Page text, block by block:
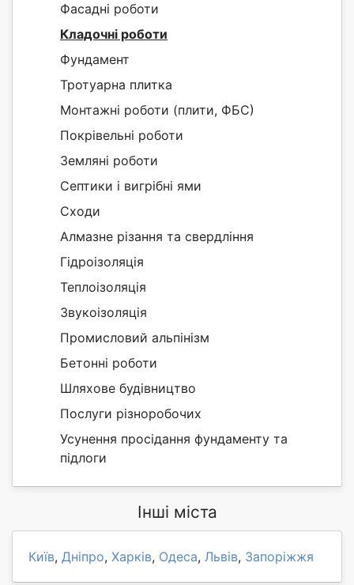
Фасадні роботи
Кладочні роботи
Фундамент
Тротуарна плитка
Монтажні роботи (плити, ФБС)
Покрівельні роботи
Земляні роботи
Септики і вигрібні ями
Сходи
Алмазне різання та свердління
Гідроізоляція
Теплоізоляція
Звукоізоляція
Промисловий альпінізм
Бетонні роботи
Шляхове будівництво
Послуги різноробочих
Усунення просідання фундаменту та
підлоги
Інші міста
Київ, Дніпро, Харків, Одеса, Львів, Запоріжжя